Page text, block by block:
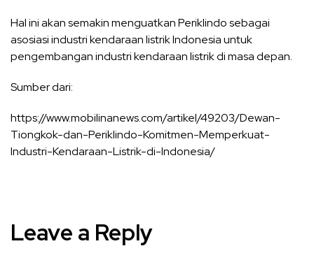
Hal ini akan semakin menguatkan Periklindo sebagai
asosiasi industri kendaraan listrik Indonesia untuk
pengembangan industri kendaraan listrik di masa depan.
Sumber dari:
https://www.mobilinanews.com/artikel/49203/Dewan-
Tiongkok-dan-Periklindo-Komitmen-Memperkuat-
Industri-Kendaraan-Listrik-di-Indonesia/
Leave a Reply